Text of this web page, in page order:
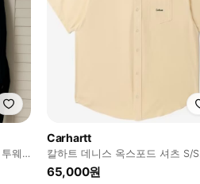
웨
Carhartt
칼하트 데니스 옥스포드 셔츠 S/S
DENNIS OXFORD SHIRT
65,000원